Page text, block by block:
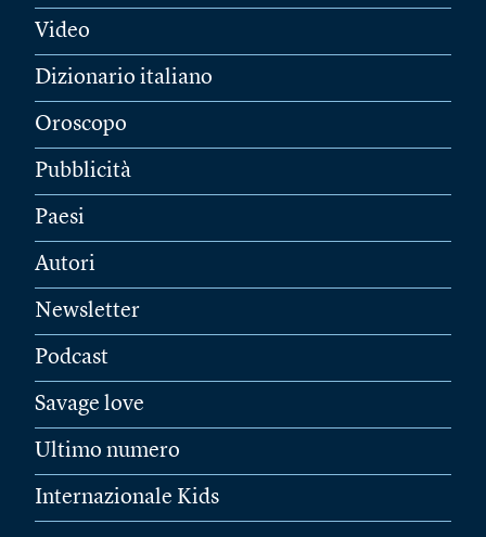
Video
Dizionario italiano
Oroscopo
Pubblicità
Paesi
Autori
Newsletter
Podcast
Savage love
Ultimo numero
Internazionale Kids